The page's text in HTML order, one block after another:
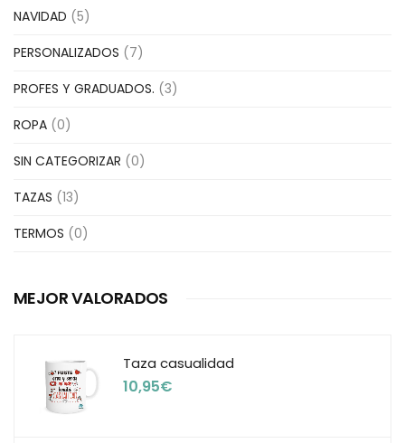
NAVIDAD (5)
PERSONALIZADOS (7)
PROFES Y GRADUADOS. (3)
ROPA (0)
SIN CATEGORIZAR (0)
TAZAS (13)
TERMOS (0)
MEJOR VALORADOS
Taza casualidad
10,95€